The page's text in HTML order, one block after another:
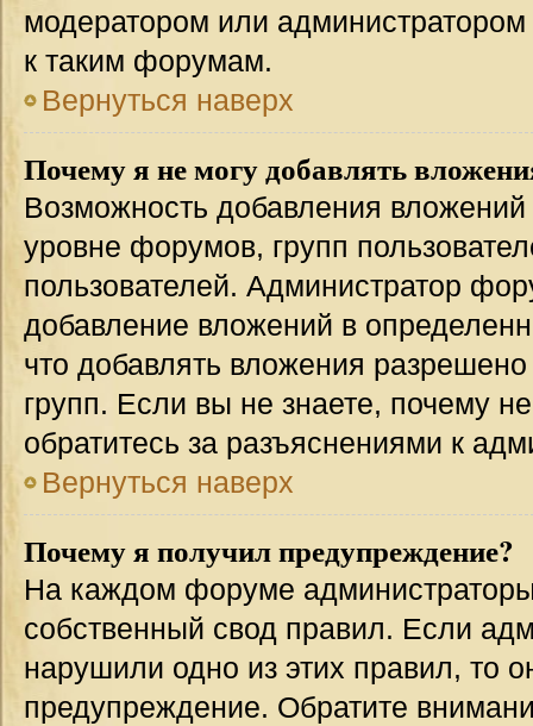
модератором или
к таким форумам.
Вернуться наверх
Почему я не могу добавлять
Возможность добавления
уровне форумов, групп
пользователей. Администратор
добавление вложений в
что добавлять вложения
групп. Если вы не знаете, почему
обратитесь за разъяснениями к
Вернуться наверх
Почему я получил предупреждение?
На каждом форуме
собственный свод правил. Если
нарушили одно из этих правил, то
предупреждение. Обратите